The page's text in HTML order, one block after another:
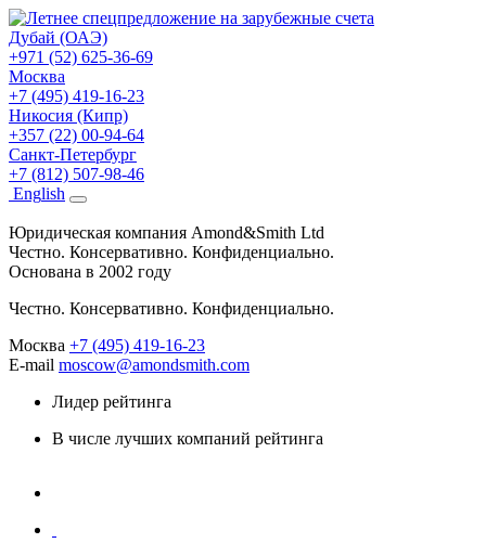
Дубай (ОАЭ)
+971 (52) 625-36-69
Москва
+7 (495) 419-16-23
Никосия (Кипр)
+357 (22) 00-94-64
Санкт-Петербург
+7 (812) 507-98-46
English
Юридическая компания Amond&Smith Ltd
Честно. Консервативно. Конфиденциально.
Основана в 2002 году
Честно. Консервативно. Конфиденциально.
Москва +7 (495) 419-16-23
E-mail moscow@amondsmith.com
Лидер рейтинга
В числе лучших компаний рейтинга